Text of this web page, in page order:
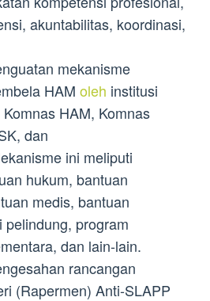
akuntabilitas, koordinasi,
mekanisme
HAM oleh institusi
HAM, Komnas
dan
ini meliputi
hukum, bantuan
medis, bantuan
pelindung, program
dan lain-lain.
rancangan
(Rapermen) Anti-SLAPP